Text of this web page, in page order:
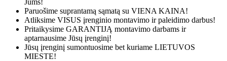
Jums!
Paruošime suprantamą sąmatą su VIENA KAINA!
Atliksime VISUS įrenginio montavimo ir paleidimo darbus!
Pritaikysime GARANTIJĄ montavimo darbams ir
aptarnausime Jūsų įrenginį!
Jūsų įrenginį sumontuosime bet kuriame LIETUVOS
MIESTE!